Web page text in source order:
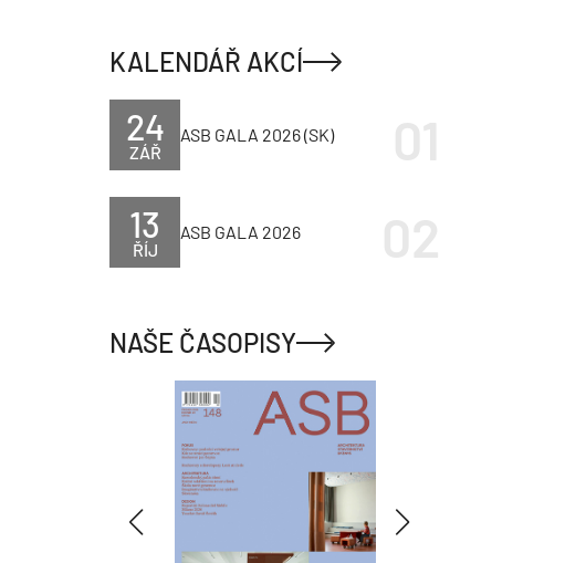
KALENDÁŘ AKCÍ
ZÁŘ
24 ASB GALA 2026 (SK)
ŘÍJ
13 ASB GALA 2026
NAŠE ČASOPISY